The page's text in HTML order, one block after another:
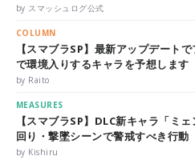
by スマッシュログ公式
COLUMN
【スマブラSP】最新アップデート
で環境入りするキャラを予想します
by Raito
MEASURES
【スマブラSP】DLC新キャラ「ミ
回り・撃墜シーンで警戒すべき行動
by Kishiru